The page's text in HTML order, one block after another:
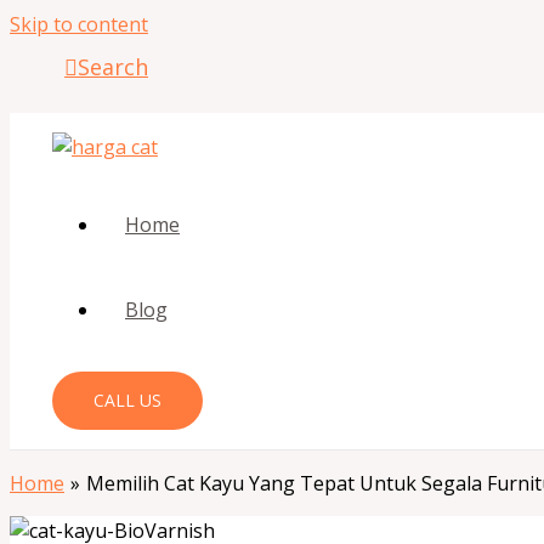
Skip to content
Search
Home
Blog
CALL US
Home Memilih Cat Kayu Yang Tepat Untuk Segala